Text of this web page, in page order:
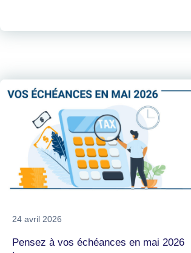
24 avril 2026
Pensez à vos échéances en mai 2026